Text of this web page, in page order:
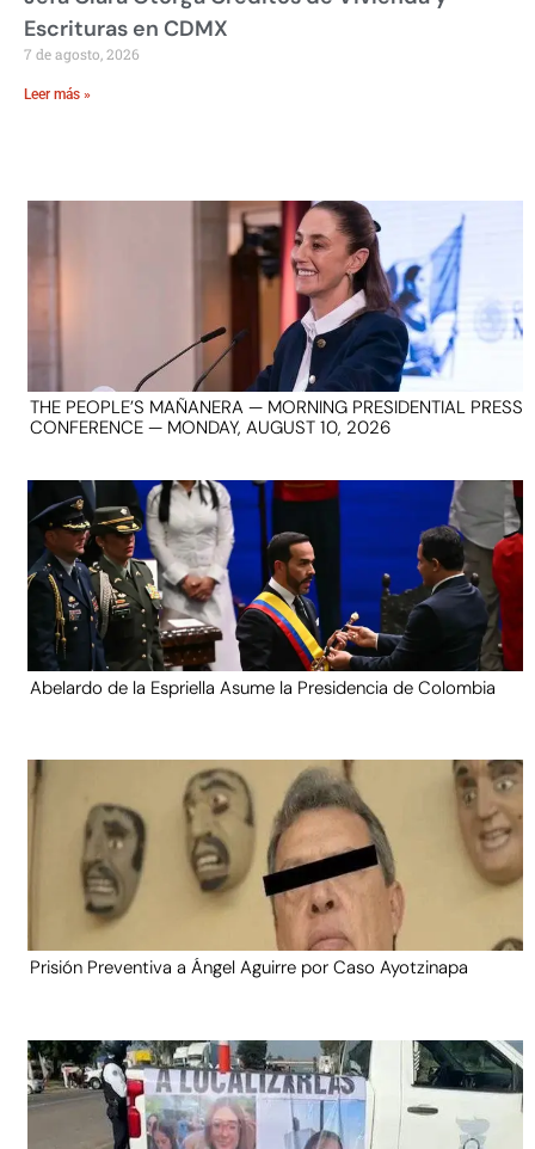
Escrituras en CDMX
7 de agosto, 2026
Leer más »
THE PEOPLE’S MAÑANERA — MORNING PRESIDENTIAL PRESS
CONFERENCE — MONDAY, AUGUST 10, 2026
Abelardo de la Espriella Asume la Presidencia de Colombia
Prisión Preventiva a Ángel Aguirre por Caso Ayotzinapa